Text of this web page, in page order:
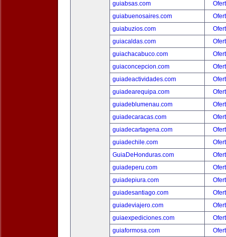
guiabsas.com
guiabuenosaires.com
guiabuzios.com
guiacaldas.com
guiachacabuco.com
guiaconcepcion.com
guiadeactividades.com
guiadearequipa.com
guiadeblumenau.com
guiadecaracas.com
guiadecartagena.com
guiadechile.com
GuiaDeHonduras.com
guiadeperu.com
guiadepiura.com
guiadesantiago.com
guiadeviajero.com
guiaexpediciones.com
guiaformosa.com